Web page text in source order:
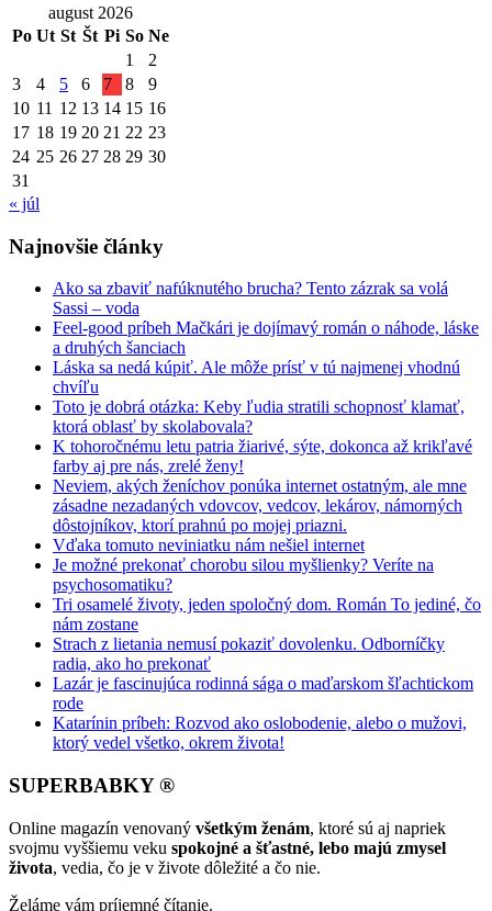
august 2026
Po Ut St Št Pi So Ne
1
2
3
4 5 6 7 8
9
10 11 12 13 14 15 16
17 18 19 20 21 22 23
24 25 26 27 28 29 30
31
« júl
Najnovšie články
Ako sa zbaviť nafúknutého brucha? Tento zázrak sa volá
Sassi – voda
Feel-good príbeh Mačkári je dojímavý román o náhode, láske
a druhých šanciach
Láska sa nedá kúpiť. Ale môže prísť v tú najmenej vhodnú
chvíľu
Toto je dobrá otázka: Keby ľudia stratili schopnosť klamať,
ktorá oblasť by skolabovala?
K tohoročnému letu patria žiarivé, sýte, dokonca až krikľavé
farby aj pre nás, zrelé ženy!
Neviem, akých ženíchov ponúka internet ostatným, ale mne
zásadne nezadaných vdovcov, vedcov, lekárov, námorných
dôstojníkov, ktorí prahnú po mojej priazni.
Vďaka tomuto neviniatku nám nešiel internet
Je možné prekonať chorobu silou myšlienky? Veríte na
psychosomatiku?
Tri osamelé životy, jeden spoločný dom. Román To jediné, čo
nám zostane
Strach z lietania nemusí pokaziť dovolenku. Odborníčky
radia, ako ho prekonať
Lazár je fascinujúca rodinná sága o maďarskom šľachtickom
rode
Katarínin príbeh: Rozvod ako oslobodenie, alebo o mužovi,
ktorý vedel všetko, okrem života!
SUPERBABKY ®
Online magazín venovaný všetkým ženám, ktoré sú aj napriek
svojmu vyššiemu veku spokojné a šťastné, lebo majú zmysel
života, vedia, čo je v živote dôležité a čo nie.
Želáme vám príjemné čítanie.